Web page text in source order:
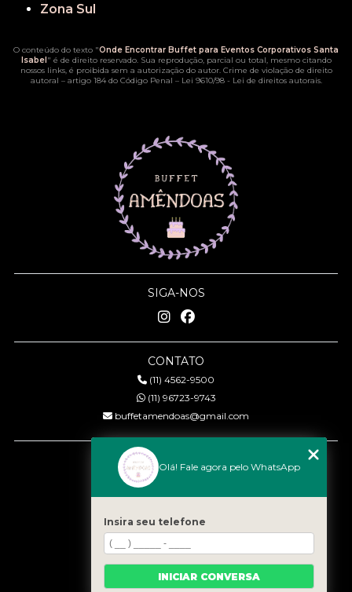
Zona Sul
O conteúdo do texto "Onde Encontrar Buffet para Eventos Corporativos Santa
Isabel" é de direito reservado. Sua reprodução, parcial ou total, mesmo citando
nossos links, é proibida sem a autorização do autor. Crime de violação de direito
autoral – artigo 184 do Código Penal – Lei 9610/98 - Lei de direitos autorais.
SIGA-NOS
CONTATO
(11) 4562-9500
(11) 96723-9743
buffetamendoas@gmail.com
MENU
Quem somos
Serviços
Eventos
Gastronomia
Contato
Olá! Fale agora pelo WhatsApp
Insira seu telefone
INICIAR CONVERSA